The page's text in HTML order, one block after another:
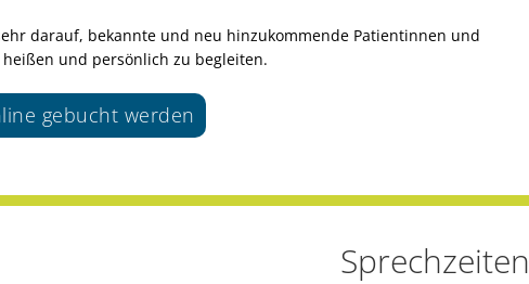
darauf, bekannte und neu hinzukommende Patientinnen und
und persönlich zu begleiten.
gebucht werden
Sprechzeiten